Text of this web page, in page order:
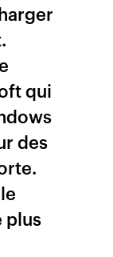
qui
des
plus